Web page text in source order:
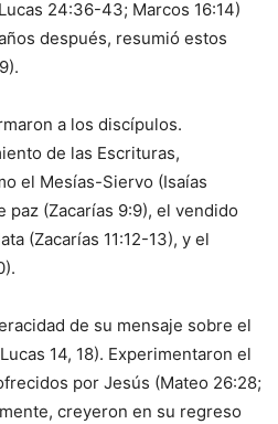
24:36-43; Marcos 16:14)
después, resumió estos
a los discípulos.
de las Escrituras,
el Mesías-Siervo (Isaías
paz (Zacarías 9:9), el vendido
(Zacarías 11:12-13), y el
de su mensaje sobre el
14, 18). Experimentaron el
por Jesús (Mateo 26:28;
creyeron en su regreso